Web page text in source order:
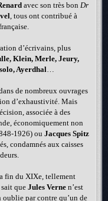
avec son très bon Dr
, tous ont contribué à
d’écrivains, plus
Klein, Merle, Jeury,
Ayerdhal…
de nombreux ouvrages
d’exhaustivité. Mais
associée à des
économiquement non
1926) ou Jacques Spitz
condamnés aux caisses
fin du XIXe, tellement
que Jules Verne n’est
oublie par contre qu’un de